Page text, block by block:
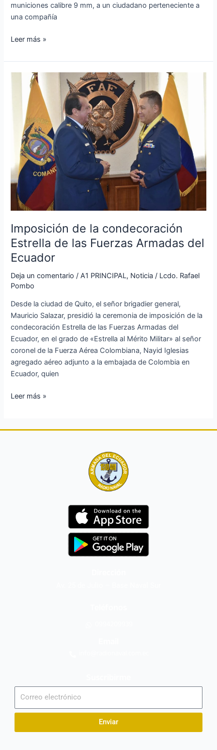
municiones calibre 9 mm, a un ciudadano perteneciente a
una compañía
Leer más »
Imposición de la condecoración
Estrella de las Fuerzas Armadas del
Ecuador
Deja un comentario /A1 PRINCIPAL, Noticia / Lcdo. Rafael
Pombo
Desde la ciudad de Quito, el señor brigadier general,
Mauricio Salazar, presidió la ceremonia de imposición de la
condecoración Estrella de las Fuerzas Armadas del
Ecuador, en el grado de «Estrella al Mérito Militar» al señor
coronel de la Fuerza Aérea Colombiana, Nayid Iglesias
agregado aéreo adjunto a la embajada de Colombia en
Ecuador, quien
Imposición
condecoración
Estrella
Fuerzas
Armadas
del
Ecuador
Leer más »
Enviar